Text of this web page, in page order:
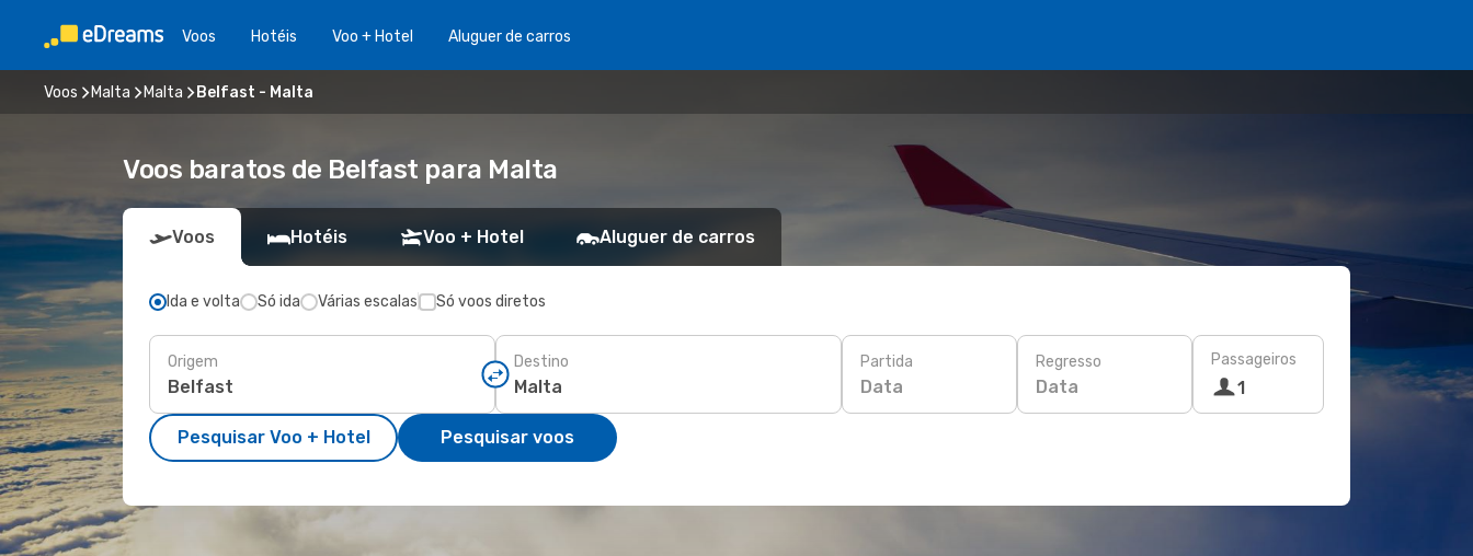
Voos Hotéis Voo + Hotel Aluguer de carros
Voos Malta Malta Belfast - Malta
Voos baratos de Belfast para Malta
Voos Hotéis Voo + Hotel Aluguer de carros
Ida e volta Só ida Várias escalas Só voos diretos
Origem Destino Partida
Data
Regresso
Data
Passageiros
1
Pesquisar Voo + Hotel Pesquisar voos